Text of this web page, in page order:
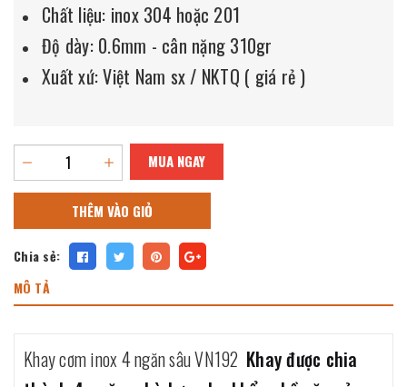
Chất liệu: inox 304 hoặc 201
Độ dày: 0.6mm - cân nặng 310gr
Xuất xứ: Việt Nam sx / NKTQ ( giá rẻ )
MUA NGAY
THÊM VÀO GIỎ
Chia sẻ:
MÔ TẢ
Khay cơm inox 4 ngăn sâu VN192 Khay được chia